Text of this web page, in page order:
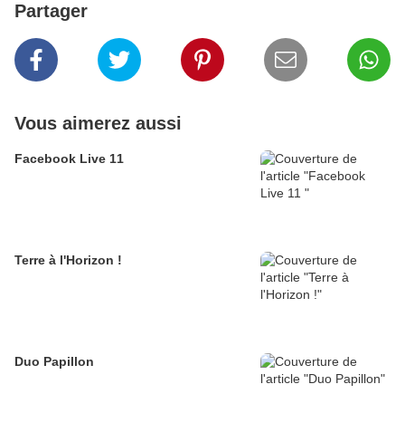
Partager
Vous aimerez aussi
Facebook Live 11
Terre à l'Horizon !
Duo Papillon